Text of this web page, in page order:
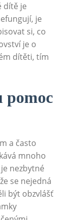
dítě je
je
si, co
je o
dítěti, tím
pomoc
a často
mnoho
nezbytné
se nejedná
být obzvlášť